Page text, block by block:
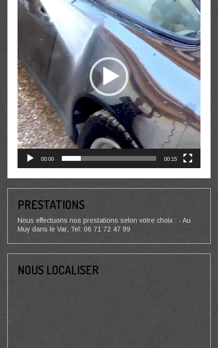
00:00 00:15
PRESTATIONS
Nous effectuons nos prestations selon votre choix : - Au
Muy dans le Var, Tel: 06 71 72 47 99
NOUS LOCALISER